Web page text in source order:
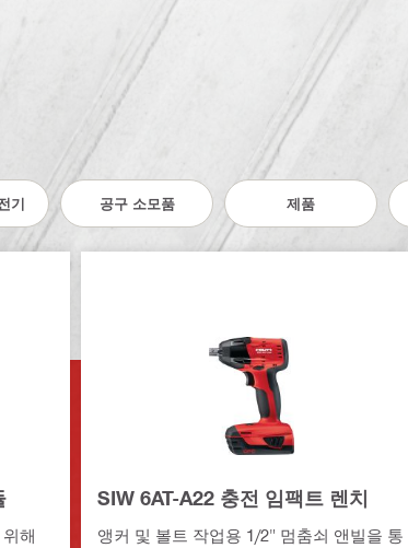
기 공구 소모품 제품
해
SIW 6AT-A22 충전 임팩트 렌치
앵커 및 볼트 작업용 1/2" 멈춤쇠 앤빌을 통